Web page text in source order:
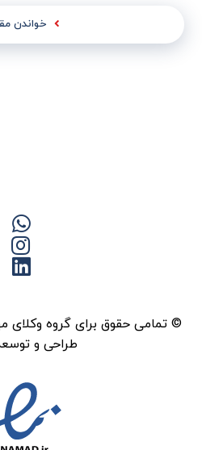
خواندن
© تمامی حقوق برای گروه وکلای
طراحی و